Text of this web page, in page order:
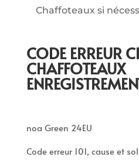
Chaffoteaux si
CODE ERREUR
CHAFFOTEAUX
noa Green 24EU
Code erreur 101, cause et